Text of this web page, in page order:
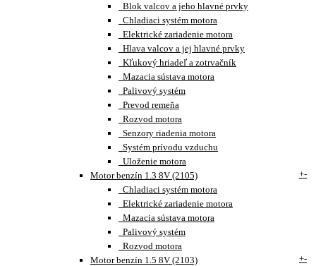
Blok valcov a jeho hlavné prvky
Chladiaci systém motora
Elektrické zariadenie motora
Hlava valcov a jej hlavné prvky
Kľukový hriadeľ a zotrvačník
Mazacia sústava motora
Palivový systém
Prevod remeňa
Rozvod motora
Senzory riadenia motora
Systém prívodu vzduchu
Uloženie motora
Motor benzín 1.3 8V (2105)
+-
Chladiaci systém motora
Elektrické zariadenie motora
Mazacia sústava motora
Palivový systém
Rozvod motora
Motor benzín 1.5 8V (2103)
+-